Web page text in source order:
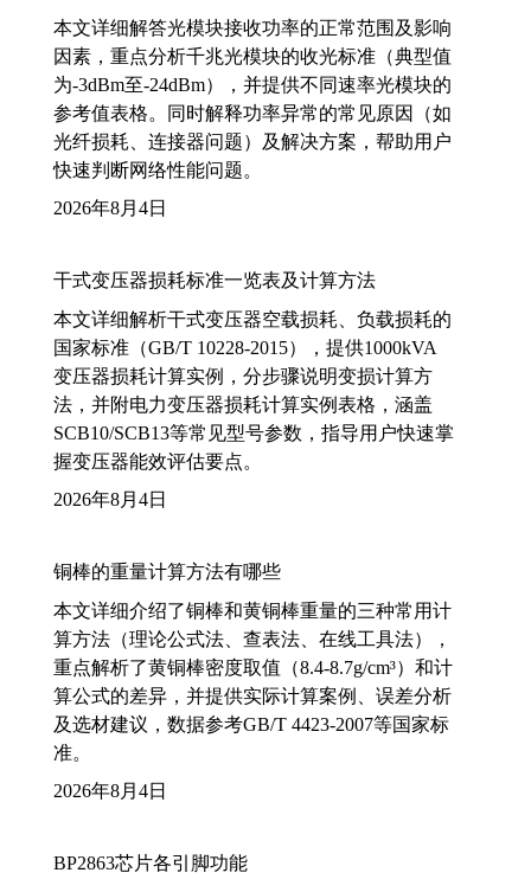
本文详细解答光模块接收功率的正常范围及影响
因素，重点分析千兆光模块的收光标准（典型值
为-3dBm至-24dBm），并提供不同速率光模块的
参考值表格。同时解释功率异常的常见原因（如
光纤损耗、连接器问题）及解决方案，帮助用户
快速判断网络性能问题。
2026年8月4日
干式变压器损耗标准一览表及计算方法
本文详细解析干式变压器空载损耗、负载损耗的
国家标准（GB/T 10228-2015），提供1000kVA
变压器损耗计算实例，分步骤说明变损计算方
法，并附电力变压器损耗计算实例表格，涵盖
SCB10/SCB13等常见型号参数，指导用户快速掌
握变压器能效评估要点。
2026年8月4日
铜棒的重量计算方法有哪些
本文详细介绍了铜棒和黄铜棒重量的三种常用计
算方法（理论公式法、查表法、在线工具法），
重点解析了黄铜棒密度取值（8.4-8.7g/cm³）和计
算公式的差异，并提供实际计算案例、误差分析
及选材建议，数据参考GB/T 4423-2007等国家标
准。
2026年8月4日
BP2863芯片各引脚功能